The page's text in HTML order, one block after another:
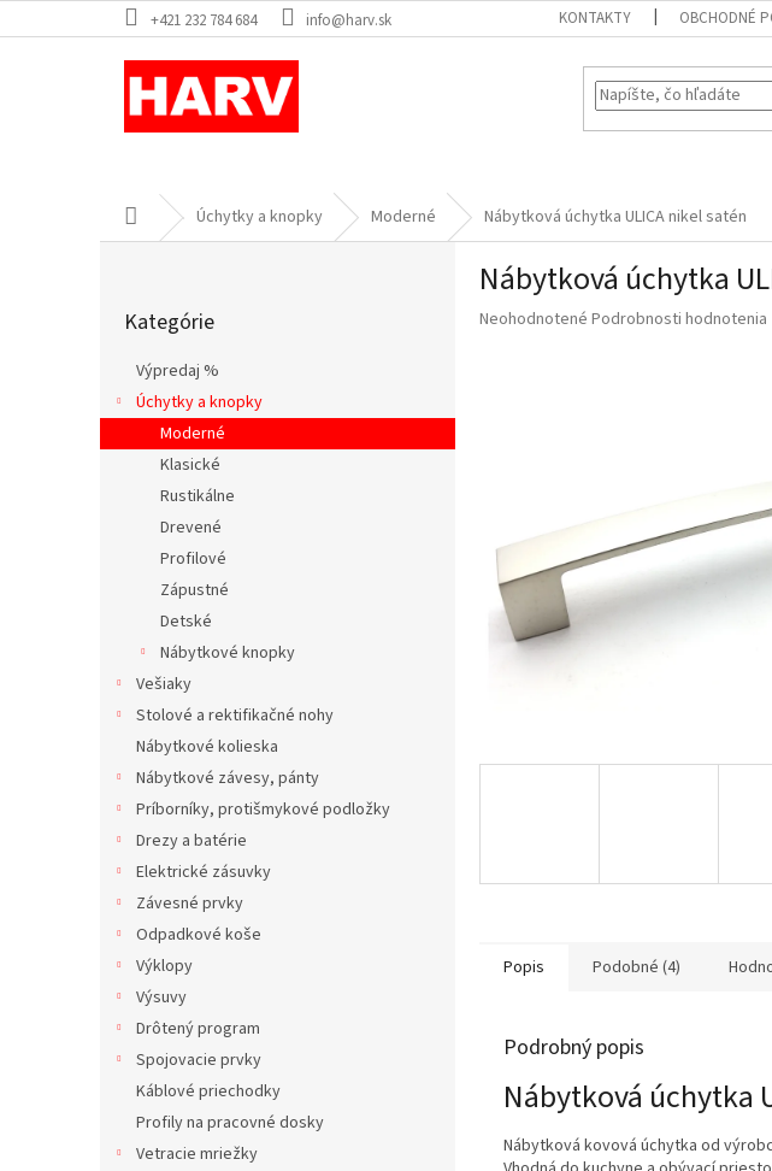
na
+421 232 784 684 info@harv.sk KONTAKTY OBCHODNÉ
DomovÚchytky a knopky Moderné Nábytková úchytka ULICA nikel satén
a
kategórie
Kategórie
Výpredaj %
Úchytky a knopky
Moderné
Klasické
Rustikálne
Drevené
Profilové
Zápustné
Detské
Nábytkové knopky
Vešiaky
Stolové a rektifikačné nohy
Nábytkové kolieska
Nábytkové závesy, pánty
Príborníky, protišmykové podložky
Drezy a batérie
Elektrické zásuvky
Závesné prvky
Odpadkové koše
Výklopy
Výsuvy
Drôtený program
Spojovacie prvky
Káblové priechodky
Profily na pracovné dosky
Vetracie mriežky
Nábytková úchytka
Priemerné
Neohodnotené Podrobnosti hodnotenia
Popis Podobné (4)
Podrobný popis
Nábytková úchytka
Nábytková kovová úchytka od